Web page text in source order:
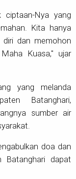
ciptaan-Nya yang
Kita hanya
diri dan memohon
Kuasa," ujar
yang melanda
Batanghari,
sumber air
doa dan
Batanghari dapat